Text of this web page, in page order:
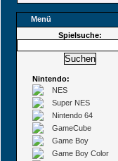
Menü
Spielsuche:
Nintendo:
NES
Super NES
Nintendo 64
GameCube
Game Boy
Game Boy Color